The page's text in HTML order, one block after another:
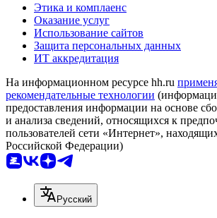
Этика и комплаенс
Оказание услуг
Использование сайтов
Защита персональных данных
ИТ аккредитация
На информационном ресурсе hh.ru
рекомендательные технологии
предоставления информации на основе
и анализа сведений, относящихся к
пользователей сети «Интернет»,
Российской Федерации)
Русский